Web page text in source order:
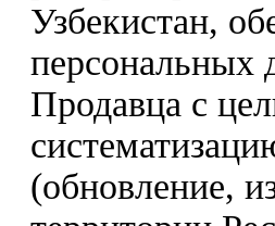
Узбекистан,
персональных
Продавца с
(обновление,